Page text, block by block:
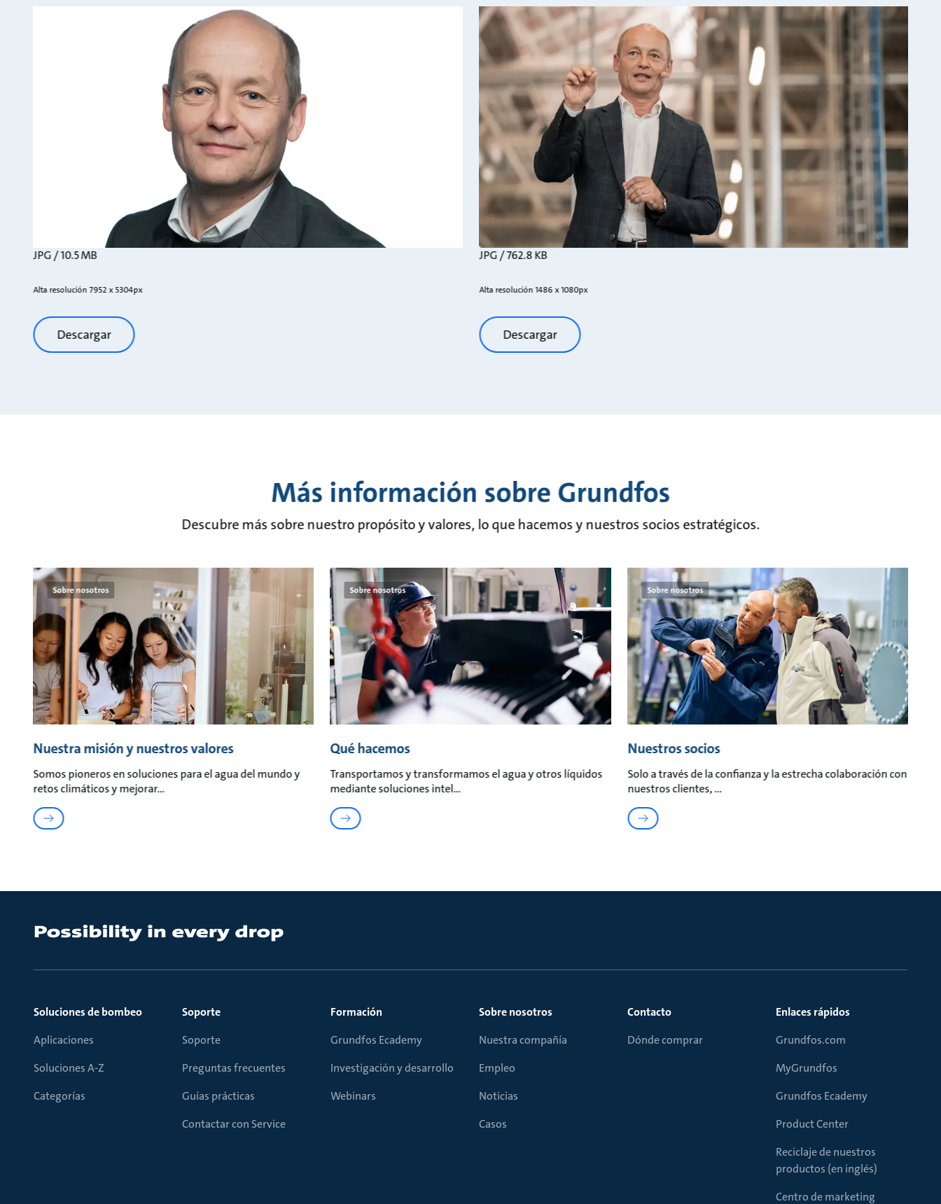
JPG / 10.5 MB
Alta resolución 7952 x 5304px
Descargar
JPG / 762.8 KB
Alta resolución 1486 x 1080px
Descargar
Más información sobre Grundfos
Descubre más sobre nuestro propósito y valores, lo que hacemos y nuestros socios estratégicos.
Sobre nosotros
Nuestra misión y nuestros valores
Somos pioneros en soluciones para el agua del mundo y
retos climáticos y mejorar
Sobre nosotros
Qué hacemos
Transportamos y transformamos el agua y otros líquidos
mediante soluciones intel
Sobre nosotros
Nuestros socios
Solo a través de la confianza y la estrecha colaboración con
nuestros clientes,
Soluciones de bombeo
Aplicaciones
Soluciones A-Z
Categorías
Soporte
Soporte
Preguntas frecuentes
Guías prácticas
Contactar con Service
Formación
Grundfos Ecademy
Investigación y desarrollo
Webinars
Sobre nosotros
Nuestra compañía
Empleo
Noticias
Casos
Contacto
Dónde comprar
Enlaces rápidos
Grundfos.com
MyGrundfos
Grundfos Ecademy
Product Center
Reciclaje de nuestros
productos (en inglés)
Centro de marketing